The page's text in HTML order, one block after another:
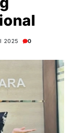
2025 0